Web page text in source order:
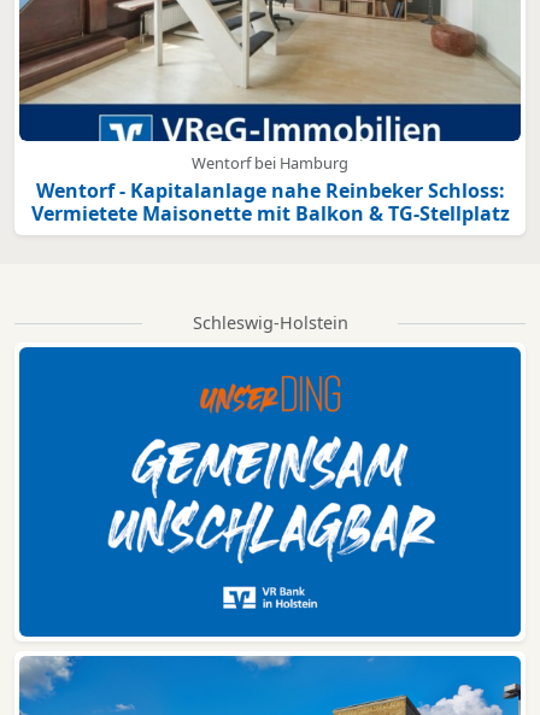
Wentorf bei Hamburg
Wentorf - Kapitalanlage nahe Reinbeker Schloss:
Vermietete Maisonette mit Balkon & TG-Stellplatz
Schleswig-Holstein